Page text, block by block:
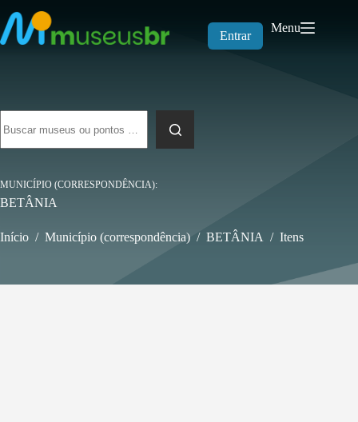
para
o
conteúdo
Entrar
Menu
resultados
MUNICÍPIO (CORRESPONDÊNCIA)
BETÂNIA
Início / Município (correspondência) / BETÂNIA / Itens